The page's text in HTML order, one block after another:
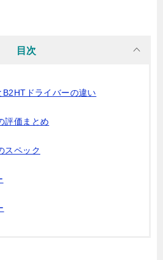
目次
ドライバーの違い
評価まとめ
スペック